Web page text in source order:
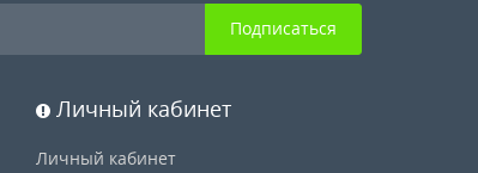
Подписаться
Личный кабинет
Личный кабинет